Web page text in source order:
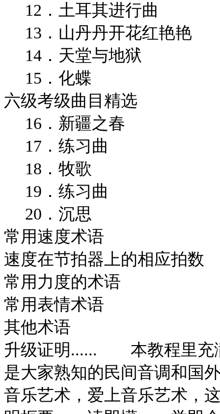
12．土耳其进行曲
13．山丹丹开花红艳艳
14．天堂与地狱
15．化蝶
六级考级曲目精选
16．新疆之春
17．练习曲
18．牧歌
19．练习曲
20．沉思
常用速度术语
速度在节拍器上的相应拍数
常用力度的术语
常用表情术语
其他术语
升级证明...... 本教程里充
是大家熟知的民间音调和国
音乐艺术，爱上音乐艺术，